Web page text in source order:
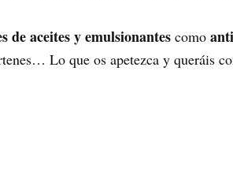
de aceites y emulsionantes como
Lo que os apetezca y queráis